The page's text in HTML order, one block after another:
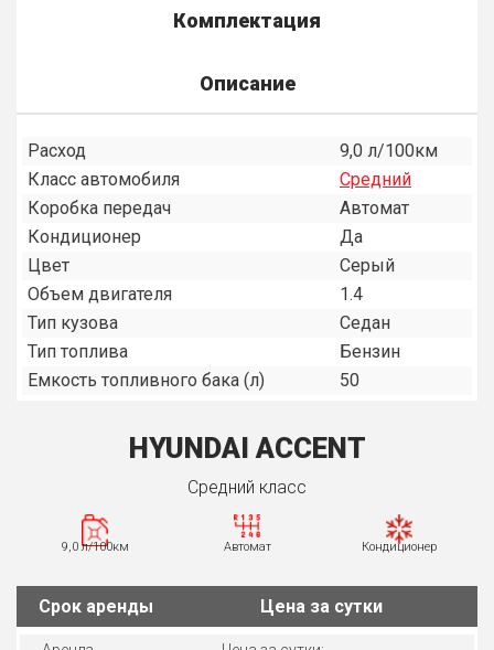
Комплектация
Описание
Расход
9,0 л/100км
Класс автомобиля
Средний
Коробка передач
Автомат
Кондиционер
Да
Цвет
Серый
Объем двигателя
1.4
Тип кузова
Седан
Тип топлива
Бензин
Емкость топливного бака (л)
50
HYUNDAI ACCENT
Средний класс
9,0 л/100км Автомат Кондиционер
Cрок аренды Цена за сутки